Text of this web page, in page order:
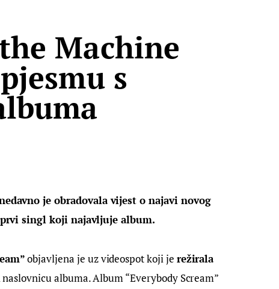
Machine
s
je obradovala vijest o najavi novog
singl koji najavljuje album.
objavljena je uz videospot koji je režirala
albuma. Album “Everybody Scream”